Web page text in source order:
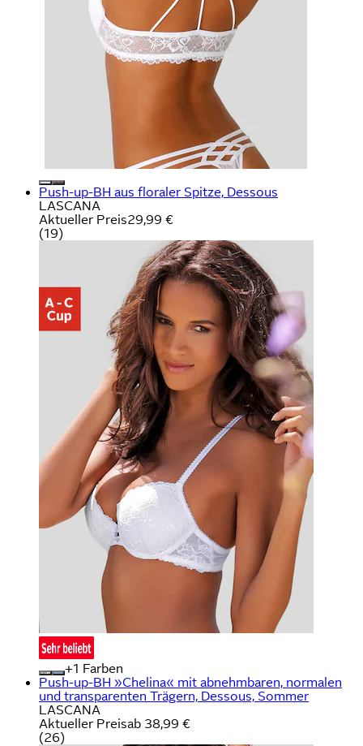
Push-up-BH aus floraler Spitze, Dessous
LASCANA
Aktueller Preis29,99 €
(19)
+
Farben
Push-up-BH »Chelina« mit abnehmbaren, normalen
und transparenten Trägern, Dessous, Sommer
LASCANA
Aktueller Preisab 38,99 €
(26)